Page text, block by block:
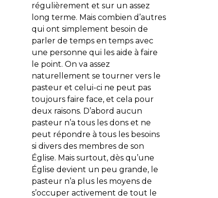
régulièrement et sur un assez
long terme. Mais combien d’autres
qui ont simplement besoin de
parler de temps en temps avec
une personne qui les aide à faire
le point. On va assez
naturellement se tourner vers le
pasteur et celui-ci ne peut pas
toujours faire face, et cela pour
deux raisons. D’abord aucun
pasteur n’a tous les dons et ne
peut répondre à tous les besoins
si divers des membres de son
Église. Mais surtout, dès qu’une
Église devient un peu grande, le
pasteur n’a plus les moyens de
s’occuper activement de tout le